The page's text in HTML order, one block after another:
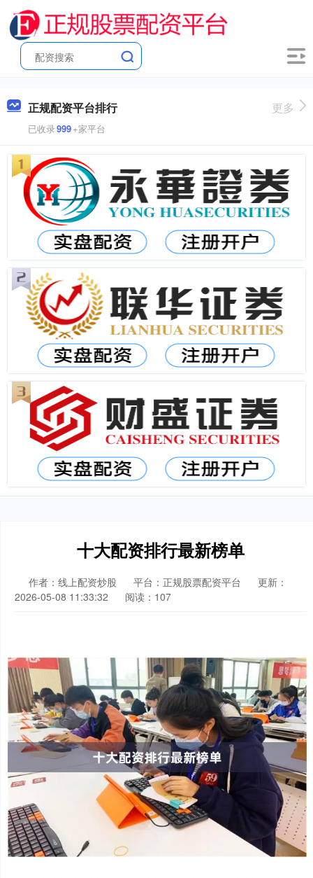
正规配资平台排行
已收录999+家平台
更多
十大配资排行最新榜单
作者：线上配资炒股 平台：正规股票配资平台
更新：
2026-05-08 11:33:32
阅读：107